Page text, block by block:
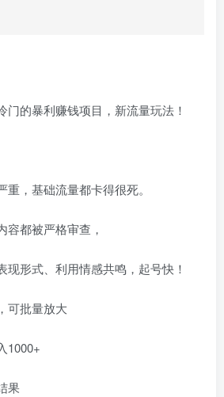
门的暴利赚钱项目，新流量玩法！
，基础流量都卡得很死。
容都被严格审查，
现形式、利用情感共鸣，起号快！
可批量放大
1000+
果